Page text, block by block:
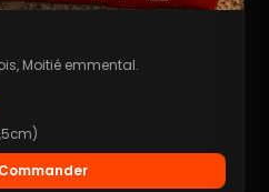
Moitié emmental.